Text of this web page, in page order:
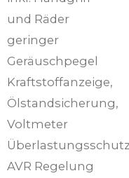
und Räder
geringer
Geräuschpegel
Kraftstoffanzeige,
Ölstandsicherung,
Voltmeter
AVR Regelung